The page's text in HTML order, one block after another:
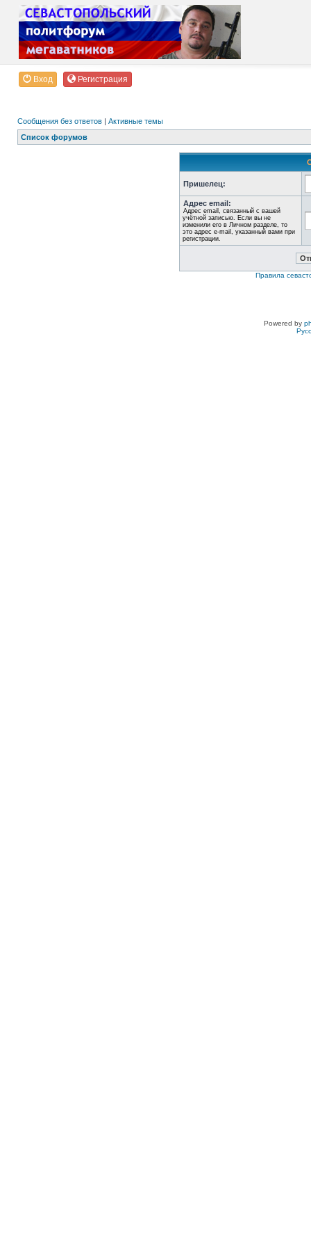
Вход Регистрация
Сообщения без ответов | Активные темы
Список форумов
Пришелец:
Адрес email:
Адрес email, связанный с вашей
учётной записью. Если вы не
изменили его в Личном разделе, то
это адрес e-mail, указанный вами при
регистрации.
Правила
Powered by